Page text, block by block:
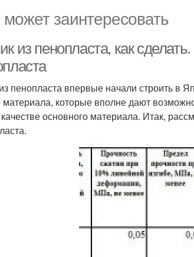
заинтересовать
из пенопласта, как
пенопласта впервые начали строить в
материала, которые вполне дают
основного материала. Итак,